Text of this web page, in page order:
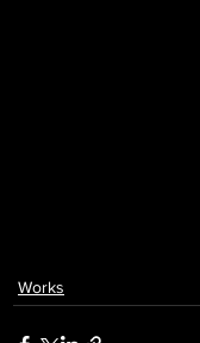
Works